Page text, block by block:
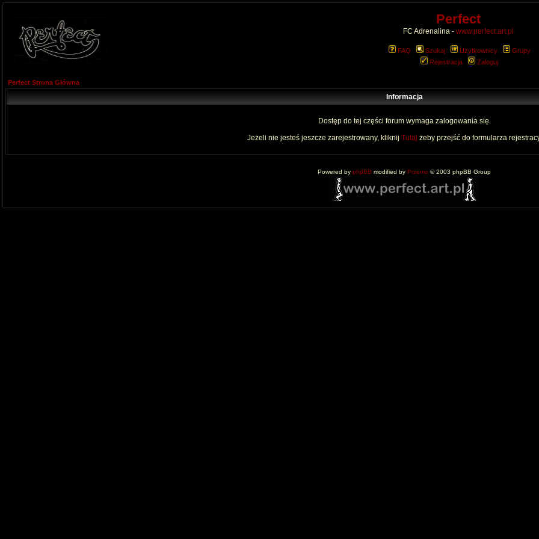
Perfect
FC Adrenalina - www.perfect.art.pl
FAQ Szukaj Użytkownicy
Grupy
Rejestracja
Zaloguj
Perfect Strona Główna
Informacja
Dostęp do tej części forum wymaga zalogowania się.
Jeżeli nie jesteś jeszcze zarejestrowany, kliknij Tutaj żeby przejść do formularza
Powered by phpBB modified by Przemo © 2003 phpBB Group